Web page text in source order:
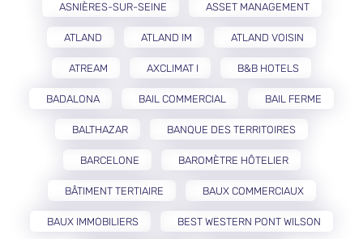
ASNIÈRES-SUR-SEINE ASSET MANAGEMENT
ATLAND ATLAND IM ATLAND VOISIN
ATREAM AXCLIMAT I B&B HOTELS
BADALONA BAIL COMMERCIAL BAIL FERME
BALTHAZAR BANQUE DES TERRITOIRES
BARCELONE BAROMÈTRE HÔTELIER
BÂTIMENT TERTIAIRE BAUX COMMERCIAUX
BAUX IMMOBILIERS BEST WESTERN PONT WILSON